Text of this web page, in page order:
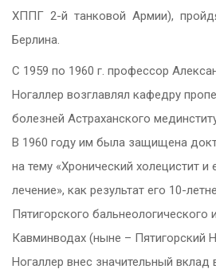
ХППГ 2-й танковой Армии),
Берлина.
С 1959 по 1960 г. профессор
Ногаллер возглавлял кафедру
болезней Астраханского
В 1960 году им была защищена
на тему «Хронический холецистит и
лечение», как результат его 10-
Пятигорского бальнеологического
Кавминводах (ныне – Пятигорский
Ногаллер внес значительный вклад